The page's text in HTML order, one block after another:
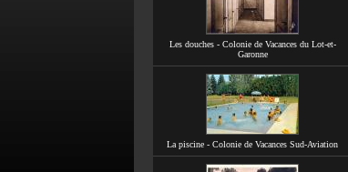
Les douches - Colonie de Vacances du Lot-et-
Garonne
La piscine - Colonie de Vacances Sud-Aviation